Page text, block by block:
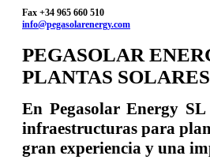
Fax +34 965 660 510
info@pegasolarenergy.com
PEGASOLAR
PLANTAS
En Pegasolar Energy
infraestructuras para
gran experiencia y una